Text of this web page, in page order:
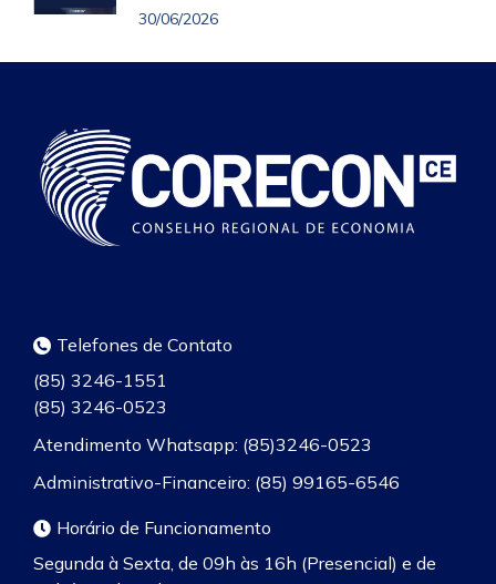
30/06/2026
Telefones de Contato
(85) 3246-1551
(85) 3246-0523
Atendimento Whatsapp: (85)3246-0523
Administrativo-Financeiro: (85) 99165-6546
Horário de Funcionamento
Segunda à Sexta, de 09h às 16h (Presencial) e de